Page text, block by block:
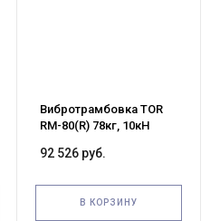
Вибротрамбовка TOR
RM-80(R) 78кг, 10кН
92 526 руб.
В КОРЗИНУ